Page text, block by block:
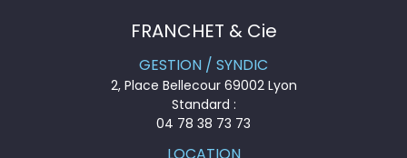
FRANCHET & Cie
GESTION / SYNDIC
2, Place Bellecour 69002 Lyon
Standard :
04 78 38 73 73